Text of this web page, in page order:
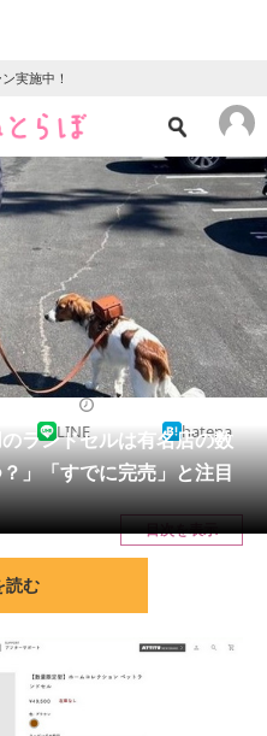
実施中！
ニュース
クイズ
地域
教育・育児
リサーチ
ランドセルは有名店の数
」「すでに完売」と注目
LINE hatena
目次を表示
読む